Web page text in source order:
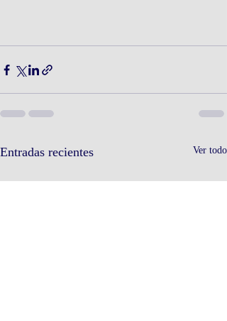
Entradas recientes Ver todo